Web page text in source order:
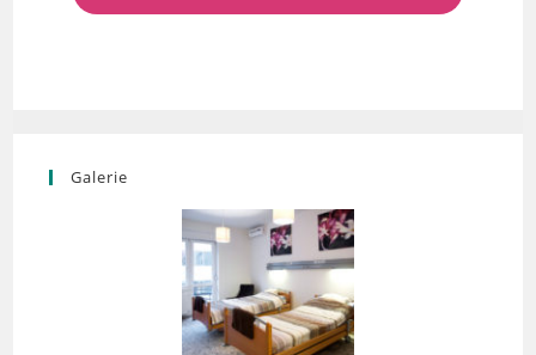
Galerie